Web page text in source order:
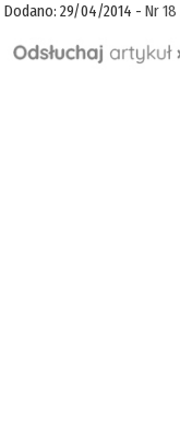
Dodano: 29/04/2014 -Nr